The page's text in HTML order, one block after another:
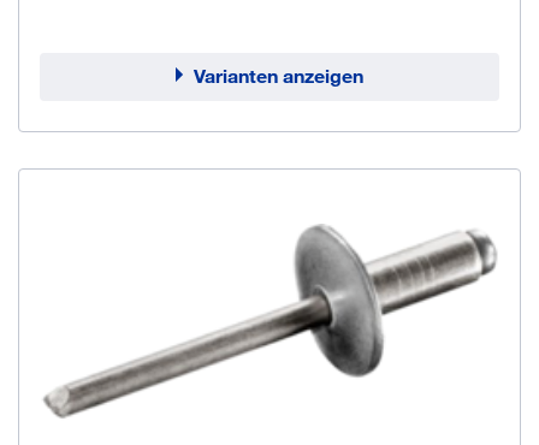
Varianten anzeigen